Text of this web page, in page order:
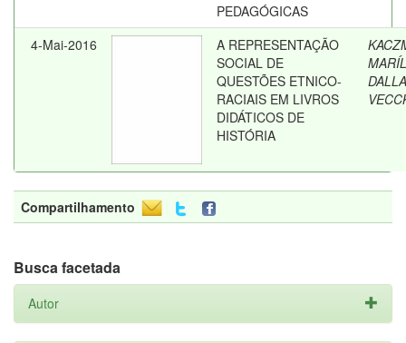
PEDAGÓGICAS
4-Mai-2016
A REPRESENTAÇÃO
SOCIAL DE
QUESTÕES ETNICO-
RACIAIS EM LIVROS
DIDÁTICOS DE
HISTÓRIA
DALLA
Compartilhamento
Busca facetada
Autor